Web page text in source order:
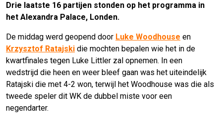
Drie laatste 16 partijen stonden op het programma in
het Alexandra Palace, Londen.
De middag werd geopend door Luke Woodhouse en
Krzysztof Ratajski die mochten bepalen wie het in de
kwartfinales tegen Luke Littler zal opnemen. In een
wedstrijd die heen en weer bleef gaan was het uiteindelijk
Ratajski die met 4-2 won, terwijl het Woodhouse was die als
tweede speler dit WK de dubbel miste voor een
negendarter.